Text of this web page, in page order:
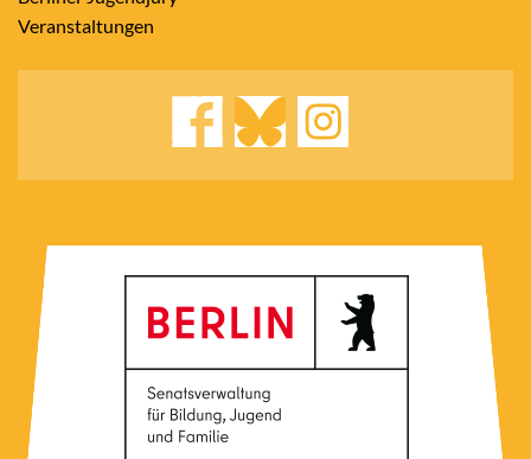
Veranstaltungen